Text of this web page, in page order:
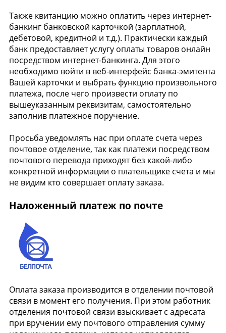
Также квитанцию можно оплатить через интернет-
банкинг банковской карточкой (зарплатной,
дебетовой, кредитной и т.д.). Практически каждый
банк предоставляет услугу оплаты товаров онлайн
посредством интернет-банкинга. Для этого
необходимо войти в веб-интерфейс банка-эмитента
Вашей карточки и выбрать функцию произвольного
платежа, после чего произвести оплату по
вышеуказанным реквизитам, самостоятельно
заполнив платежное поручение.
Просьба уведомлять нас при оплате счета через
почтовое отделение, так как платежи посредством
почтового перевода приходят без какой-либо
конкретной информации о плательщике счета и мы
не видим кто совершает оплату заказа.
Наложенный платеж по почте
Оплата заказа производится в отделении почтовой
связи в момент его получения. При этом работник
отделения почтовой связи взыскивает с адресата
при вручении ему почтового отправления сумму